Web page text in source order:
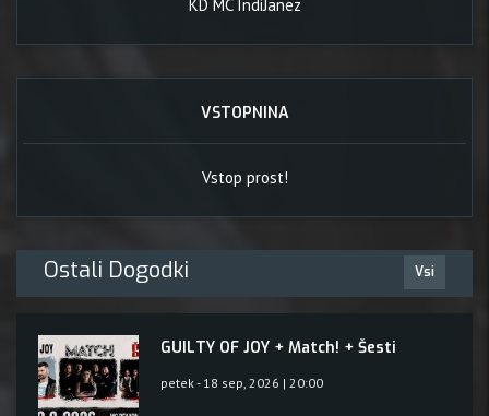
KD MC IndiJanez
VSTOPNINA
Vstop prost!
Ostali Dogodki Vsi
GUILTY OF JOY + Match! + Šesti
petek - 18 sep, 2026 | 20:00